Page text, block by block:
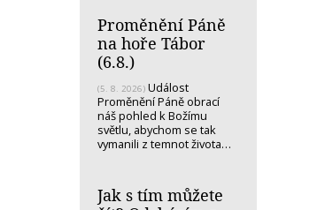
Proměnění Páně
na hoře Tábor
(6.8.)
(5. 8. 2026) Událost
Proměnění Páně obrací
náš pohled k Božímu
světlu, abychom se tak
vymanili z temnot života…
Jak s tím můžete